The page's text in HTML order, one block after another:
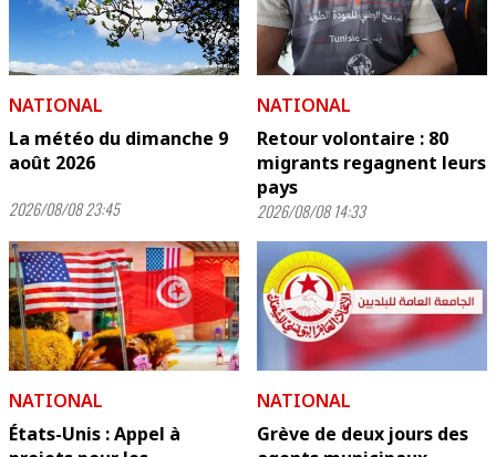
NATIONAL
La météo du dimanche 9
août 2026
2026/08/08 23:45
NATIONAL
Retour volontaire : 80
migrants regagnent leurs
pays
2026/08/08 14:33
NATIONAL
États-Unis : Appel à
NATIONAL
Grève de deux jours des